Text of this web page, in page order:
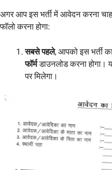
अगर आप इस भर्ती में आवेदन करना
फॉलो करना होगा:
सबसे पहले, आपको इस भर्ती
फॉर्मडाउनलोड करना होगा।
पर मिलेगा।